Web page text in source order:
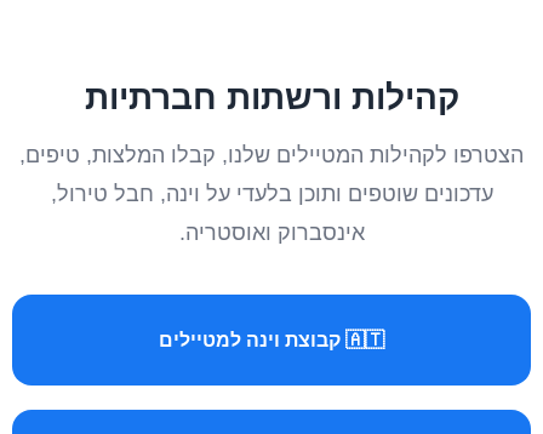
קהילות ורשתות חברתיות
הצטרפו לקהילות המטיילים שלנו, קבלו המלצות, טיפים,
עדכונים שוטפים ותוכן בלעדי על וינה, חבל טירול,
אינסברוק ואוסטריה.
🇦🇹 קבוצת וינה למטיילים